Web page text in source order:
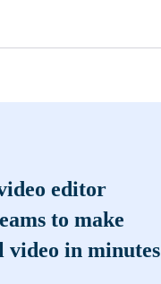
editor
to make
video in minutes